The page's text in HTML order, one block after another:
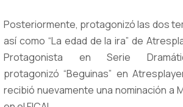
Posteriormente, protagonizó las dos
así como “La edad de la ira” de
Protagonista en Serie
protagonizó “Beguinas” en
recibió nuevamente una nominación a